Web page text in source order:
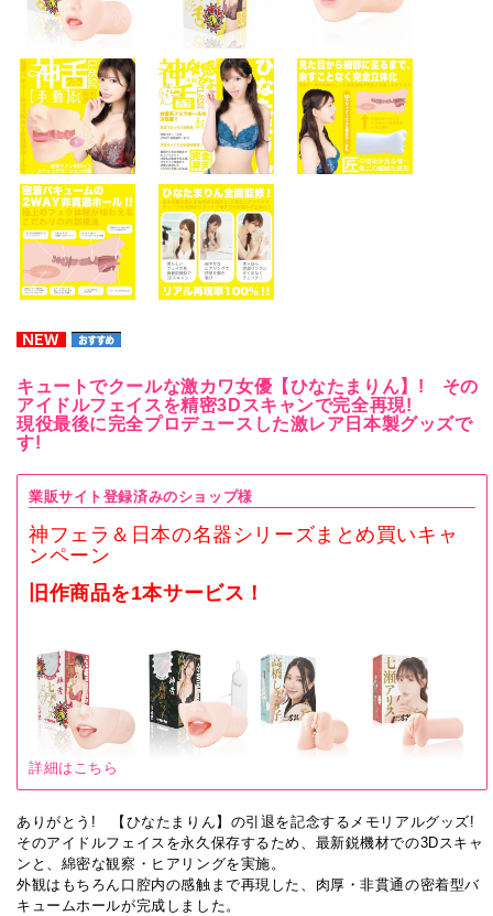
キュートでクールな激カワ女優【ひなたまりん】! その
アイドルフェイスを精密3Dスキャンで完全再現!
現役最後に完全プロデュースした激レア日本製グッズで
す!
業販サイト登録済みのショップ様
神フェラ＆日本の名器シリーズまとめ買いキャ
ンペーン
旧作商品を1本サービス！
詳細はこちら
ありがとう! 【ひなたまりん】の引退を記念するメモリアルグッズ!
そのアイドルフェイスを永久保存するため、最新鋭機材での3Dスキャ
ンと、綿密な観察・ヒアリングを実施。
外観はもちろん口腔内の感触まで再現した、肉厚・非貫通の密着型バ
キュームホールが完成しました。